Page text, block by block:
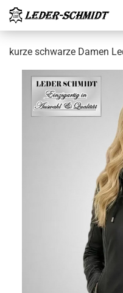
kurze schwar­ze Damen